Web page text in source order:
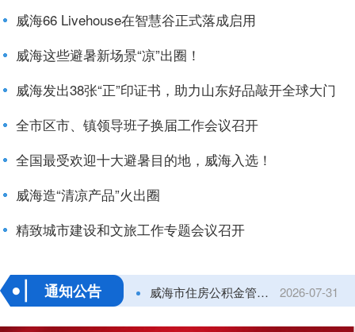
威海66 Livehouse在智慧谷正式落成启用
威海这些避暑新场景“凉”出圈！
威海发出38张“正”印证书，助力山东好品敲开全球大门
全市区市、镇领导班子换届工作会议召开
全国最受欢迎十大避暑目的地，威海入选！
威海造“清凉产品”火出圈
精致城市建设和文旅工作专题会议召开
通知公告 2026-07-28
关于举办2026年“威海精品·地标臻品”公益广告创新创意大赛活动的通知
2026-07-08
关于做好威海市2026年度第三批建筑施工企业安全生产管理人员考试报名工作...